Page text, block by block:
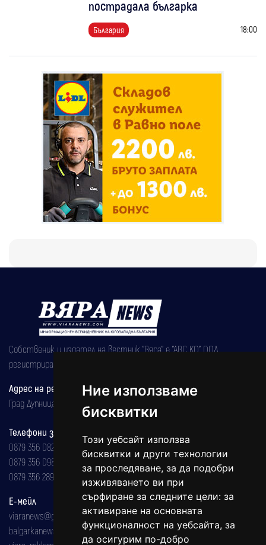
Ние използваме
бисквитки
Този уебсайт използва
бисквитки и други технологии
за проследяване, за да подобри
изживяването ви при
сърфиране за следните цели: за
активиране на основната
функционалност на уебсайта, за
да осигурим по-добро
пострадала българка
България 18:00
Собственик и издател на вестник "Вяра" е "АВС КО" ООД,
регистрирана на 08.05.2002 година.
Адрес на редакцията
Град Дупница, ул.''Христо Ботев" 43
Телефони за реклама и абонаменти
0879 356 082
0879 356 098
0879 356 289
Е-мейл
viaranews@gmail.com
balgarkanews@gmail.com